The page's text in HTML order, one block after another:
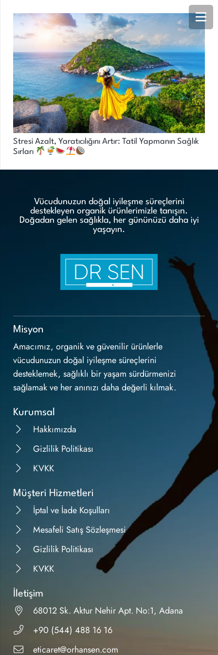
Stresi Azalt, Yaratıcılığını Artır: Tatil Yapmanın Sağlık
Sırları
Vücudunuzun doğal iyileşme süreçlerini
destekleyen organik ürünlerimizle tanışın.
Doğadan gelen sağlıkla, her gününüzü daha iyi
yaşayın.
Misyon
Amacımız, organik ve güvenilir ürünlerle
vücudunuzun doğal iyileşme süreçlerini
desteklemek, sağlıklı bir yaşam sürdürmenizi
sağlamak ve her anınızı daha değerli kılmak.
Kurumsal
Hakkımızda
Gizlilik Politikası
KVKK
Müşteri Hizmetleri
İptal ve İade Koşulları
Mesafeli Satış Sözleşmesi
Gizlilik Politikası
KVKK
İletişim
68012 Sk. Aktur Nehir Apt. No:1, Adana
+90 (544) 488 16 16
eticaret@orhansen.com